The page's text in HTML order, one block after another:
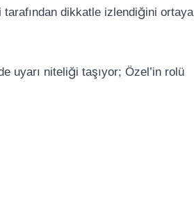
dikkatle izlendiğini ortaya
uyarı niteliği taşıyor; Özel’in rolü